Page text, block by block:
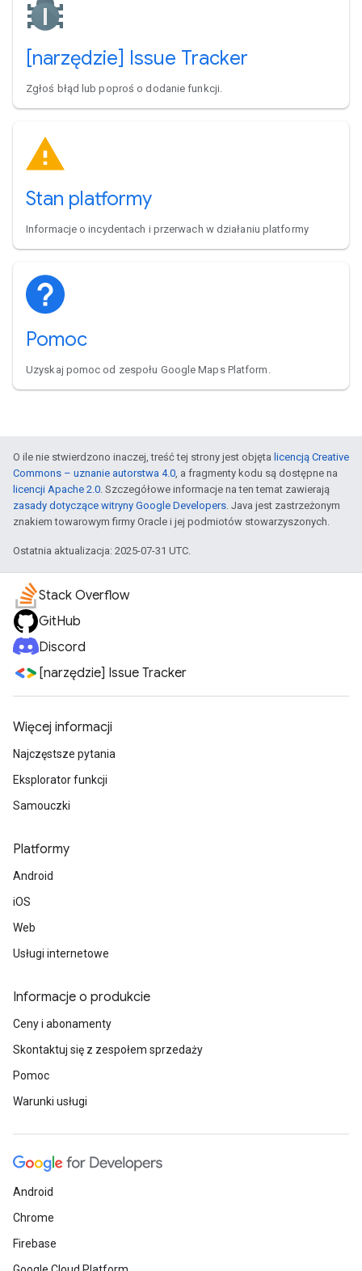
[narzędzie] Issue Tracker
Zgłoś błąd lub poproś o dodanie funkcji.
Stan platformy
Informacje o incydentach i przerwach w działaniu platformy
Pomoc
Uzyskaj pomoc od zespołu Google Maps Platform.
O ile nie stwierdzono inaczej, treść tej strony jest objęta licencją Creative
Commons – uznanie autorstwa 4.0, a fragmenty kodu są dostępne na
licencji Apache 2.0. Szczegółowe informacje na ten temat zawierają
zasady dotyczące witryny Google Developers. Java jest zastrzeżonym
znakiem towarowym firmy Oracle i jej podmiotów stowarzyszonych.
Ostatnia aktualizacja: 2025-07-31 UTC.
Stack Overflow
GitHub
Discord
[narzędzie] Issue Tracker
Więcej informacji
Najczęstsze pytania
Eksplorator funkcji
Samouczki
Platformy
Android
iOS
Web
Usługi internetowe
Informacje o produkcie
Ceny i abonamenty
Skontaktuj się z zespołem sprzedaży
Pomoc
Warunki usługi
Android
Chrome
Firebase